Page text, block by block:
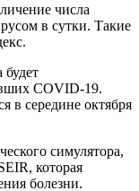
числа
в сутки. Такие
будет
COVID-19.
в середине октября
симулятора,
которая
болезни.